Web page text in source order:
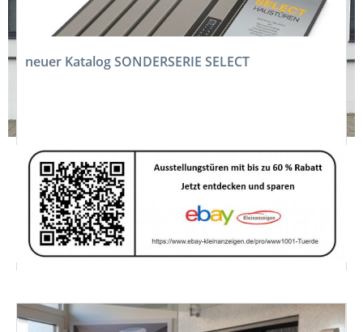
Angebot innerhalb von 2 Stunden
neuer Katalog SONDERSERIE SELECT
zum Katalog